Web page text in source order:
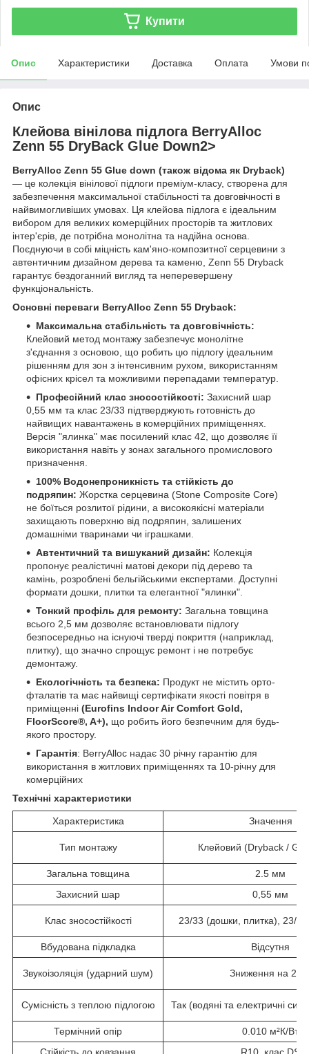
Купити
Опис Характеристики Доставка Оплата Умови
Опис
Клейова вінілова підлога BerryAlloc
Zenn 55 DryBack Glue Down2>
BerryAlloc Zenn 55 Glue down (також відома як Dryback)
— це колекція вінілової підлоги преміум-класу, створена для
забезпечення максимальної стабільності та довговічності в
найвимогливіших умовах. Ця клейова підлога є ідеальним
вибором для великих комерційних просторів та житлових
інтер'єрів, де потрібна монолітна та надійна основа.
Поєднуючи в собі міцність кам'яно-композитної серцевини з
автентичним дизайном дерева та каменю, Zenn 55 Dryback
гарантує бездоганний вигляд та неперевершену
функціональність.
Основні переваги BerryAlloc Zenn 55 Dryback:
Максимальна стабільність та довговічність:
Клейовий метод монтажу забезпечує монолітне
з'єднання з основою, що робить цю підлогу ідеальним
рішенням для зон з інтенсивним рухом, використанням
офісних крісел та можливими перепадами температур.
Професійний клас зносостійкості: Захисний шар
0,55 мм та клас 23/33 підтверджують готовність до
найвищих навантажень в комерційних приміщеннях.
Версія "ялинка" має посилений клас 42, що дозволяє її
використання навіть у зонах загального промислового
призначення.
100% Водонепроникність та стійкість до
подряпин: Жорстка серцевина (Stone Composite Core)
не боїться розлитої рідини, а високоякісні матеріали
захищають поверхню від подряпин, залишених
домашніми тваринами чи іграшками.
Автентичний та вишуканий дизайн: Колекція
пропонує реалістичні матові декори під дерево та
камінь, розроблені бельгійськими експертами. Доступні
формати дошки, плитки та елегантної "ялинки".
Тонкий профіль для ремонту: Загальна товщина
всього 2,5 мм дозволяє встановлювати підлогу
безпосередньо на існуючі тверді покриття (наприклад,
плитку), що значно спрощує ремонт і не потребує
демонтажу.
Екологічність та безпека: Продукт не містить орто-
фталатів та має найвищі сертифікати якості повітря в
приміщенні (Eurofins Indoor Air Comfort Gold,
FloorScore®, A+), що робить його безпечним для будь-
якого простору.
Гарантія: BerryAlloc надає 30 річну гарантію для
використання в житлових приміщеннях та 10-річну для
комерційних
Технічні характеристики
Характеристика Значення
Тип монтажу Клейовий (Dryback /
Загальна товщина
2.5 мм
Захисний шар
0,55 мм
Клас зносостійкості 23/33 (дошки, плитка), 23/
Вбудована підкладка Відсутня
Звукоізоляція (ударний шум) Зниження на 2
Сумісність з теплою підлогою Так (водяні та електричні
Термічний опір
0.010 м²К/Вт